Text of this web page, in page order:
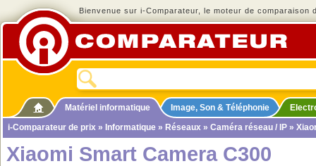
Bienvenue sur i-Comparateur, le moteur de comparaison
Matériel informatique Image, Son & Téléphonie
i-Comparateur de prix » Informatique » Réseaux » Caméra réseau / IP »
Xiaomi Smart Camera C300